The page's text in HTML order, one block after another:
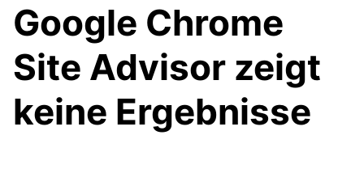
Google Chrome
Site Advisor zeigt
keine Ergebnisse